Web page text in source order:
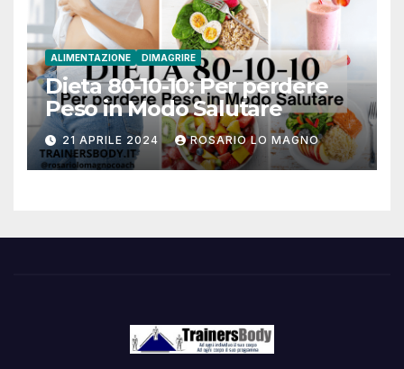
ALIMENTAZIONE DIMAGRIRE
Dieta 80-10-10: Per perdere
Peso in Modo Salutare
21 APRILE 2024 ROSARIO LO MAGNO